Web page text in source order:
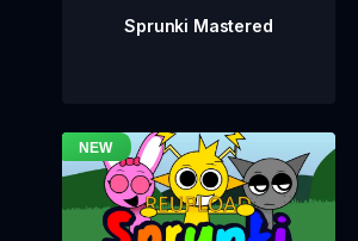
Sprunki Mastered